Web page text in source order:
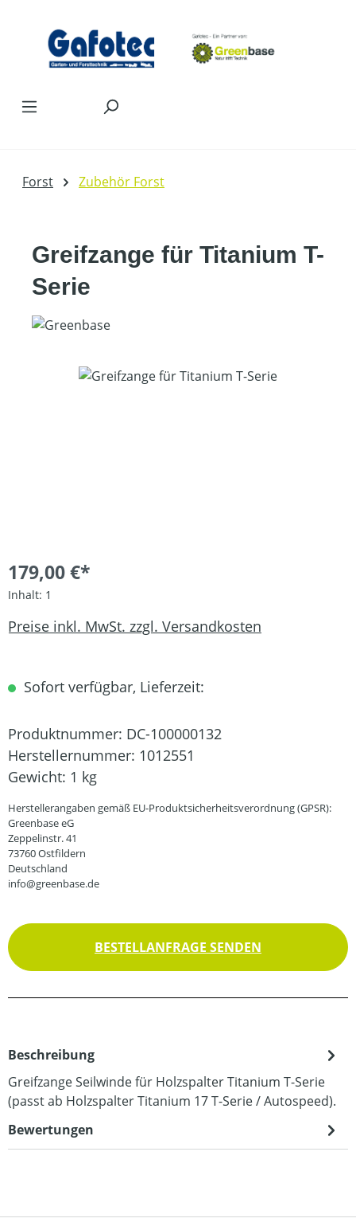
Forst Zubehör Forst
Greifzange für Titanium T-
Serie
Bildergalerie überspringen
179,00 €*
Inhalt: 1
Preise inkl. MwSt. zzgl. Versandkosten
Sofort verfügbar, Lieferzeit:
Produktnummer: DC-100000132
Herstellernummer: 1012551
Gewicht: 1 kg
Herstellerangaben gemäß EU-Produktsicherheitsverordnung (GPSR):
Greenbase eG
Zeppelinstr. 41
73760 Ostfildern
Deutschland
info@greenbase.de
BESTELLANFRAGE SENDEN
Beschreibung
Greifzange Seilwinde für Holzspalter Titanium T-Serie
(passt ab Holzspalter Titanium 17 T-Serie / Autospeed).
Bewertungen